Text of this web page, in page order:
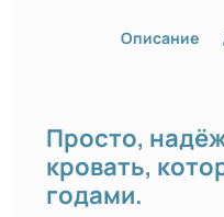
Описание
Просто,
кровать,
годами.